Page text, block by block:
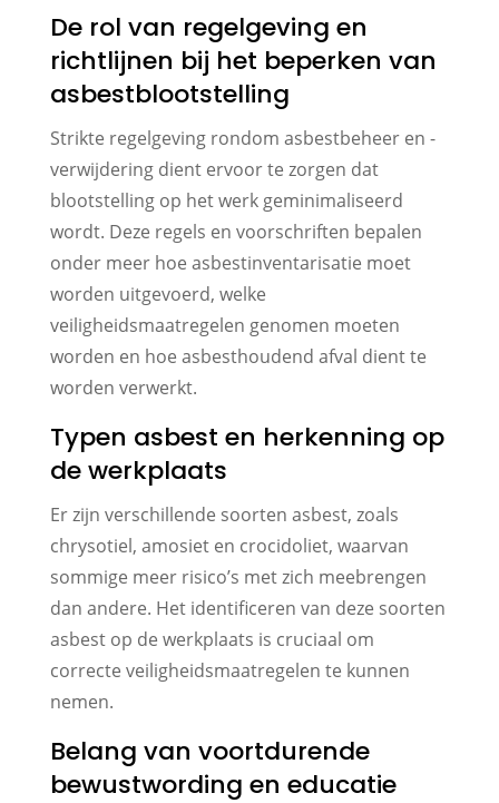
De rol van regelgeving en
richtlijnen bij het beperken van
asbestblootstelling
Strikte regelgeving rondom asbestbeheer en -
verwijdering dient ervoor te zorgen dat
blootstelling op het werk geminimaliseerd
wordt. Deze regels en voorschriften bepalen
onder meer hoe asbestinventarisatie moet
worden uitgevoerd, welke
veiligheidsmaatregelen genomen moeten
worden en hoe asbesthoudend afval dient te
worden verwerkt.
Typen asbest en herkenning op
de werkplaats
Er zijn verschillende soorten asbest, zoals
chrysotiel, amosiet en crocidoliet, waarvan
sommige meer risico’s met zich meebrengen
dan andere. Het identificeren van deze soorten
asbest op de werkplaats is cruciaal om
correcte veiligheidsmaatregelen te kunnen
nemen.
Belang van voortdurende
bewustwording en educatie